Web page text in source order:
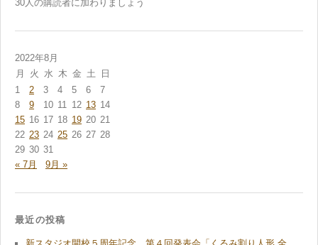
ド
30人の購読者に加わりましょう
2022年8月
月
火 水 木 金 土
日
1
2 3 4 5 6
7
8
9 10 11 12 13 14
15 16 17 18 19 20 21
22 23 24 25 26 27 28
29 30 31
« 7月
9月 »
最近の投稿